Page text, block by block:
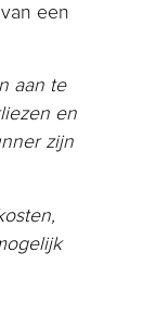
een
aan te
en
zijn